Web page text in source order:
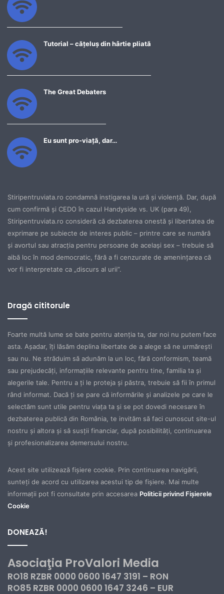
Tutorial – cățeluș din hârtie pliată
The Great Debaters
Eu sunt pro-viață, dar…
Stiripentruviata.ro condamnă instigarea la ură şi violenţă. Dar, după
cum confirmă şi CEDO în cazul Handyside vs. UK (para 49),
Stiripentruviata.ro consideră că dezbaterea onestă şi libertatea de
exprimare pe subiecte de interes public – printre care se numără
şi avortul sau atracţia pentru persoane de acelaşi sex – trebuie să
aibă loc în mod democratic, fără a fi cenzurate de ameninţarea că
vor fi interpretate ca „discurs al urii”.
Dragă cititorule
Foarte multă lume se bate pentru atenţia ta, dar noi nu putem face
asta. Aşadar, îţi lăsăm deplina libertate de a alege să ne urmăreşti
sau nu. Ne străduim să adunăm la un loc, fără conformism, teamă
sau prejudecăţi, informaţiile relevante pentru tine, familia ta şi
alegerile tale. Pentru a ţi le proteja şi păstra, trebuie să fii în primul
rând informat. Dacă ţi se pare că informările şi analizele pe care le
selectăm sunt utile pentru viaţa ta şi se pot dovedi necesare în
dezbaterea publică din România, te invităm să faci cunoscut site-ul
nostru şi altora şi să susţii financiar, după posibilităţi, continuarea
şi profesionalizarea demersului nostru.
Acest site utilizează fișiere cookie. Prin continuarea navigării,
sunteți de acord cu utilizarea acestui tip de fișiere. Mai multe
informații pot fi consultate prin accesarea Politicii privind Fișierele
Cookie
DONEAZĂ!
Asociaţia ProValori Media
RO18 RZBR 0000 0600 1647 3191 – RON
RO85 RZBR 0000 0600 1647 3246 – EUR